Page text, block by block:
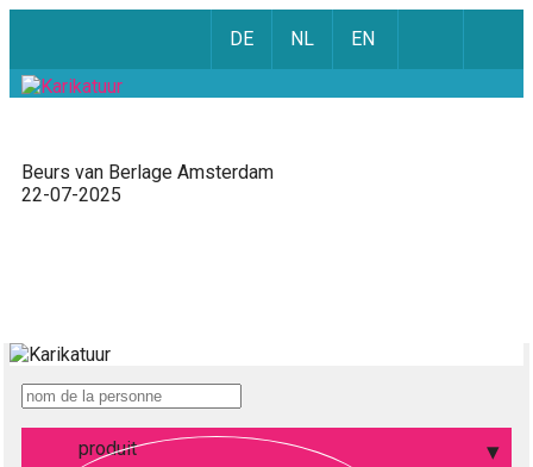
DE NL EN
Beurs van Berlage Amsterdam
22-07-2025
produit